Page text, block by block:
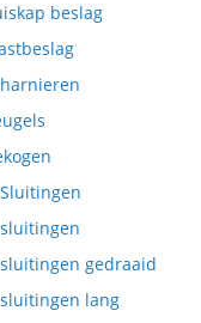
beslag
gedraaid
lang